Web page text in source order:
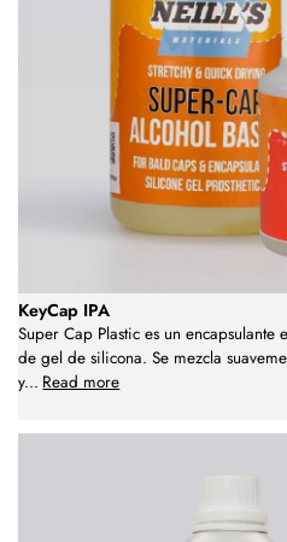
KeyCap IPA
Super Cap Plastic es un
de gel de silicona. Se mezcla
y... Read more